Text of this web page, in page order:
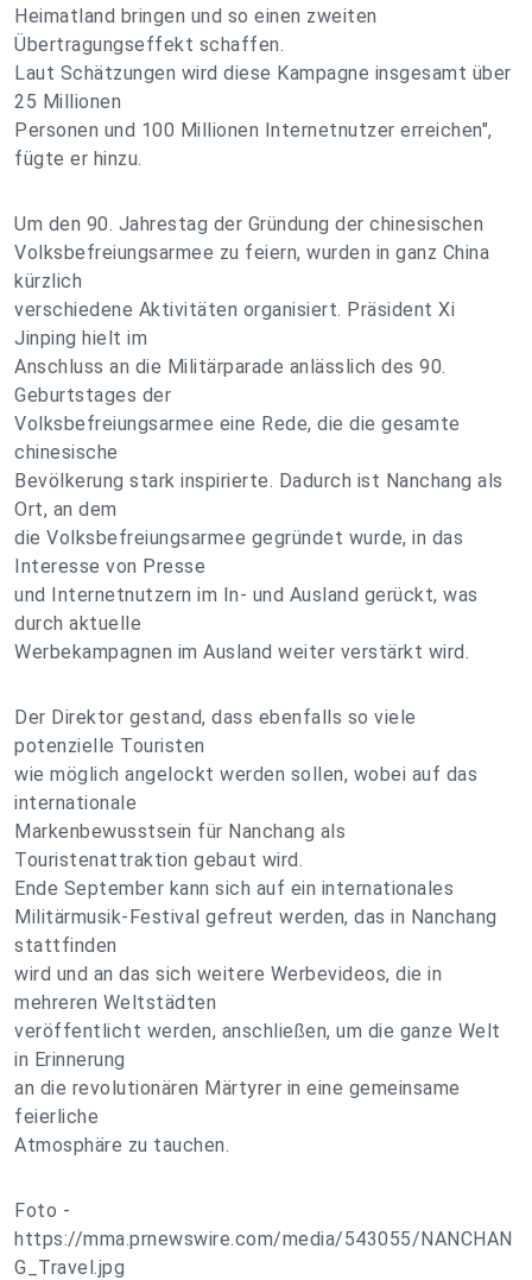
Heimatland bringen und so einen zweiten
Übertragungseffekt schaffen.
Laut Schätzungen wird diese Kampagne insgesamt über
25 Millionen
Personen und 100 Millionen Internetnutzer erreichen",
fügte er hinzu.
Um den 90. Jahrestag der Gründung der chinesischen
Volksbefreiungsarmee zu feiern, wurden in ganz China
kürzlich
verschiedene Aktivitäten organisiert. Präsident Xi
Jinping hielt im
Anschluss an die Militärparade anlässlich des 90.
Geburtstages der
Volksbefreiungsarmee eine Rede, die die gesamte
chinesische
Bevölkerung stark inspirierte. Dadurch ist Nanchang als
Ort, an dem
die Volksbefreiungsarmee gegründet wurde, in das
Interesse von Presse
und Internetnutzern im In- und Ausland gerückt, was
durch aktuelle
Werbekampagnen im Ausland weiter verstärkt wird.
Der Direktor gestand, dass ebenfalls so viele
potenzielle Touristen
wie möglich angelockt werden sollen, wobei auf das
internationale
Markenbewusstsein für Nanchang als
Touristenattraktion gebaut wird.
Ende September kann sich auf ein internationales
Militärmusik-Festival gefreut werden, das in Nanchang
stattfinden
wird und an das sich weitere Werbevideos, die in
mehreren Weltstädten
veröffentlicht werden, anschließen, um die ganze Welt
in Erinnerung
an die revolutionären Märtyrer in eine gemeinsame
feierliche
Atmosphäre zu tauchen.
Foto -
https://mma.prnewswire.com/media/543055/NANCHAN
G_Travel.jpg